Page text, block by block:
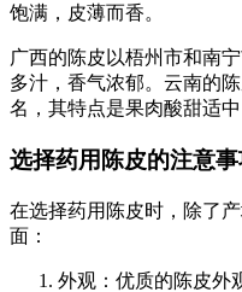
饱满，皮薄而香。
广西的陈皮以梧州市和南
多汁，香气浓郁。云南的
名，其特点是果肉酸甜适中
选择药用陈皮的注意
在选择药用陈皮时，除了
面：
外观：优质的陈皮外